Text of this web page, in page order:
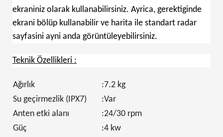
ekraniniz olarak kullanabilirsiniz. Ayrica, gerektiginde
ekrani bölüp kullanabilir ve harita ile standart radar
sayfasini ayni anda görüntüleyebilirsiniz.
Teknik Özellikleri :
Ağırlık
:7.2 kg
Su geçirmezlik (IPX7)
:Var
Anten etki alanı
:24/30 rpm
Güç
:4 kw